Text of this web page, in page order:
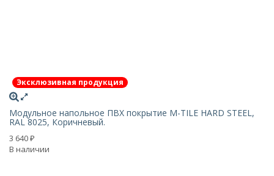
Эксклюзивная продукция
Модульное напольное ПВХ покрытие M-TILE HARD STEEL,
RAL 8025, Коричневый.
3 640 ₽
В наличии